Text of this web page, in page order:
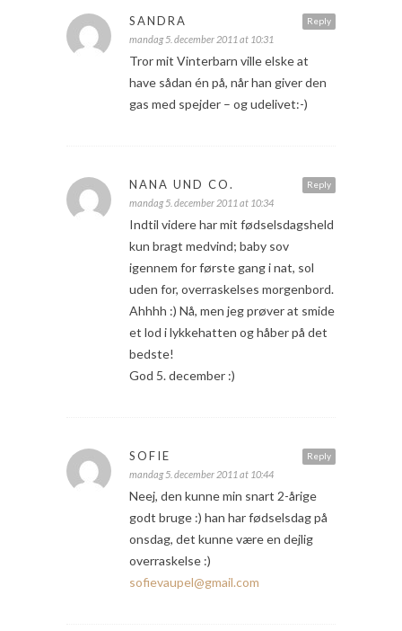
Reply
SANDRA
mandag 5. december 2011 at 10:31
Tror mit Vinterbarn ville elske at
have sådan én på, når han giver den
gas med spejder – og udelivet:-)
Reply
NANA UND CO.
mandag 5. december 2011 at 10:34
Indtil videre har mit fødselsdagsheld
kun bragt medvind; baby sov
igennem for første gang i nat, sol
uden for, overraskelses morgenbord.
Ahhhh :) Nå, men jeg prøver at smide
et lod i lykkehatten og håber på det
bedste!
God 5. december :)
Reply
SOFIE
mandag 5. december 2011 at 10:44
Neej, den kunne min snart 2-årige
godt bruge :) han har fødselsdag på
onsdag, det kunne være en dejlig
overraskelse :)
sofievaupel@gmail.com